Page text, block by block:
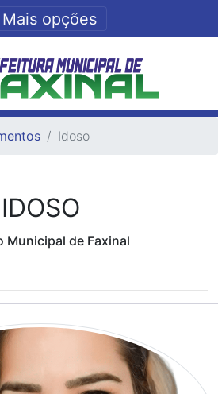
Mais opções
Idoso
IDOSO
Municipal de Faxinal